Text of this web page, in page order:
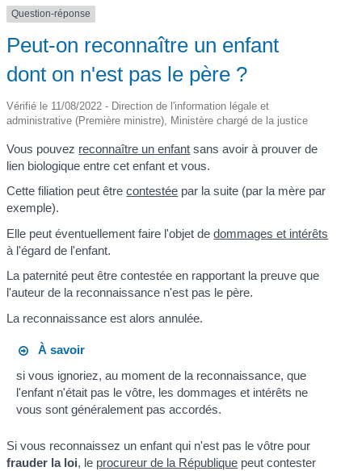
Question-réponse
Peut-on reconnaître un enfant
dont on n'est pas le père ?
Vérifié le 11/08/2022 - Direction de l'information légale et
administrative (Première ministre), Ministère chargé de la justice
Vous pouvez reconnaître un enfant sans avoir à prouver de
lien biologique entre cet enfant et vous.
Cette filiation peut êtrecontestée par la suite (par la mère par
exemple).
Elle peut éventuellement faire l'objet dedommages et intérêts
à l'égard de l'enfant.
La paternité peut être contestée en rapportant la preuve que
l'auteur de la reconnaissance n'est pas le père.
La reconnaissance est alors annulée.
À savoir
si vous ignoriez, au moment de la reconnaissance, que
l'enfant n'était pas le vôtre, les dommages et intérêts ne
vous sont généralement pas accordés.
Si vous reconnaissez un enfant qui n'est pas le vôtre pour
frauder la loi, le procureur de la République peut contester